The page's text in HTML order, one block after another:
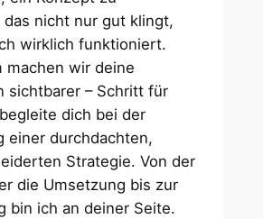
nicht nur gut klingt,
wirklich funktioniert.
machen wir deine
sichtbarer – Schritt für
dich bei der
einer durchdachten,
Strategie. Von der
die Umsetzung bis zur
bin ich an deiner Seite.